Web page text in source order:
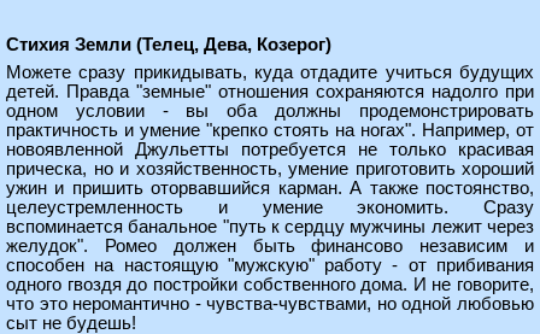
Стихия Земли (Телец, Дева, Козерог)
Можете сразу прикидывать, куда отдадите учиться будущих
детей. Правда "земные" отношения сохраняются надолго при
одном условии - вы оба должны продемонстрировать
практичность и умение "крепко стоять на ногах". Например, от
новоявленной Джульетты потребуется не только красивая
прическа, но и хозяйственность, умение приготовить хороший
ужин и пришить оторвавшийся карман. А также постоянство,
целеустремленность и умение экономить. Сразу
вспоминается банальное "путь к сердцу мужчины лежит через
желудок". Ромео должен быть финансово независим и
способен на настоящую "мужскую" работу - от прибивания
одного гвоздя до постройки собственного дома. И не говорите,
что это неромантично - чувства-чувствами, но одной любовью
сыт не будешь!